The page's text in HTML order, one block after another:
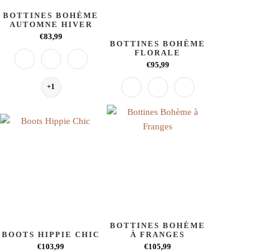
BOTTINES BOHÈME
AUTOMNE HIVER
€83,99
+1
BOTTINES BOHÈME
FLORALE
€95,99
BOOTS HIPPIE CHIC
€103,99
BOTTINES BOHÈME
À FRANGES
€105,99